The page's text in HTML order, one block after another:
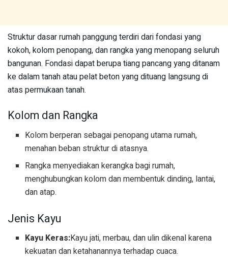
Struktur dasar rumah panggung terdiri dari fondasi yang
kokoh, kolom penopang, dan rangka yang menopang seluruh
bangunan. Fondasi dapat berupa tiang pancang yang ditanam
ke dalam tanah atau pelat beton yang dituang langsung di
atas permukaan tanah.
Kolom dan Rangka
Kolom berperan sebagai penopang utama rumah,
menahan beban struktur di atasnya.
Rangka menyediakan kerangka bagi rumah,
menghubungkan kolom dan membentuk dinding, lantai,
dan atap.
Jenis Kayu
Kayu Keras:Kayu jati, merbau, dan ulin dikenal karena
kekuatan dan ketahanannya terhadap cuaca.